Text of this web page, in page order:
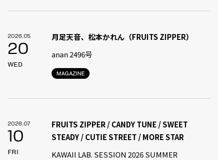
2026.05
20
WED
MAGAZINE
月足天音、松本かれん（FRUITS ZIPPER）
anan 2496号
2026.07
10
FRI
FRUITS ZIPPER / CANDY TUNE / SWEET
STEADY / CUTIE STREET / MORE STAR
KAWAII LAB. SESSION 2026 SUMMER